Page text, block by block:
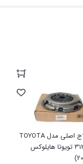
دیسک کلاج اصلی مدل TOYOTA
31210-0K260 تویوتا هایلوکس